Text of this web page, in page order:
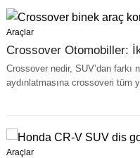
Araçlar
Crossover Otomobiller:
Crossover nedir, SUV’dan
aydınlatmasına crossoveri tüm
Araçlar